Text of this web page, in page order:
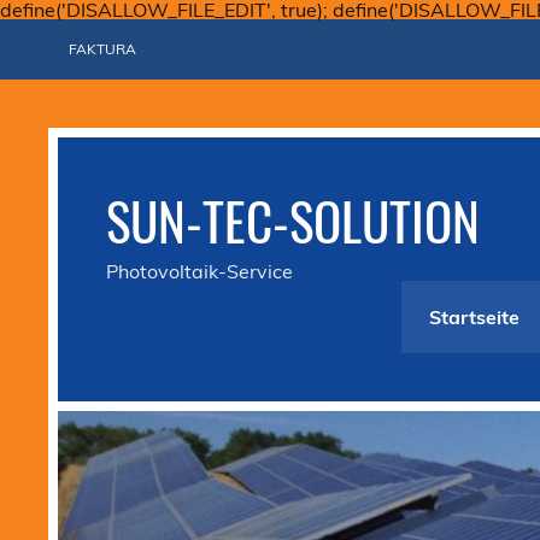
define('DISALLOW_FILE_EDIT', true);
FAKTURA
SUN-TEC-SOLUTION
Photovoltaik-Service
Startseite